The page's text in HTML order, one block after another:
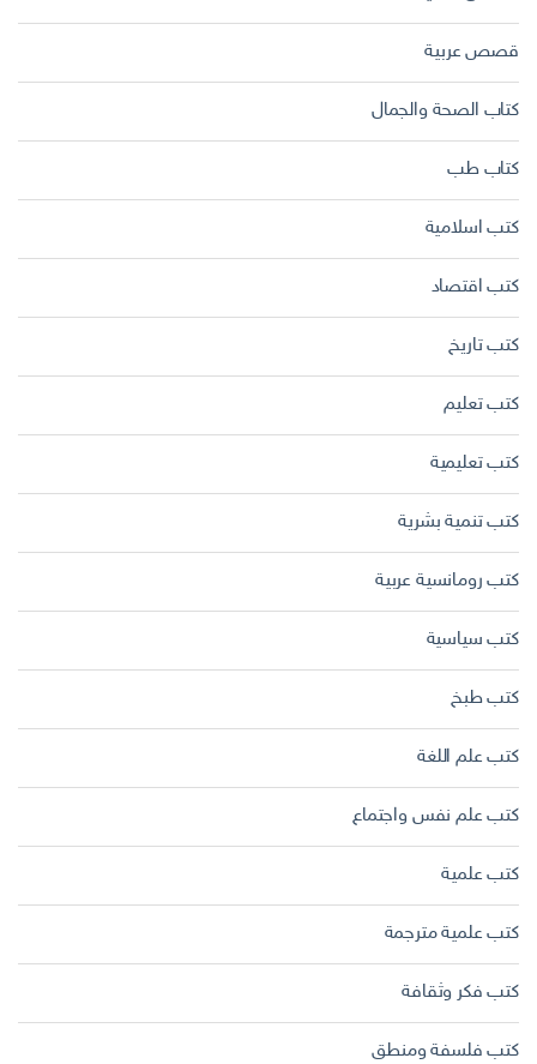
قصص عربية
كتاب الصحة والجمال
كتاب طب
كتب اسلامية
كتب اقتصاد
كتب تاريخ
كتب تعليم
كتب تعليمية
كتب تنمية بشرية
كتب رومانسية عربية
كتب سياسية
كتب طبخ
كتب علم اللغة
كتب علم نفس واجتماع
كتب علمية
كتب علمية مترجمة
كتب فكر وثقافة
كتب فلسفة ومنطق